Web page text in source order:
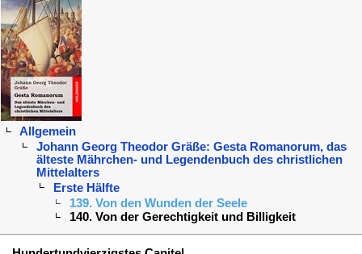
Allgemein
Johann Georg Theodor Gräße: Gesta Romanorum, das
älteste Mährchen- und Legendenbuch des christlichen
Mittelalters
Erste Hälfte
139. Von den Wunden der Seele
140. Von der Gerechtigkeit und Billigkeit